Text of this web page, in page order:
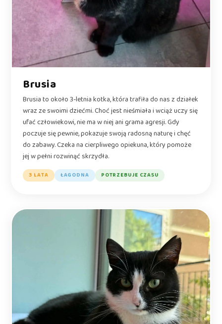
Brusia
Brusia to około 3-letnia kotka, która trafiła do nas z działek
wraz ze swoimi dziećmi. Choć jest nieśmiała i wciąż uczy się
ufać człowiekowi, nie ma w niej ani grama agresji. Gdy
poczuje się pewnie, pokazuje swoją radosną naturę i chęć
do zabawy. Czeka na cierpliwego opiekuna, który pomoże
jej w pełni rozwinąć skrzydła.
3 LATA ŁAGODNA POTRZEBUJE CZASU